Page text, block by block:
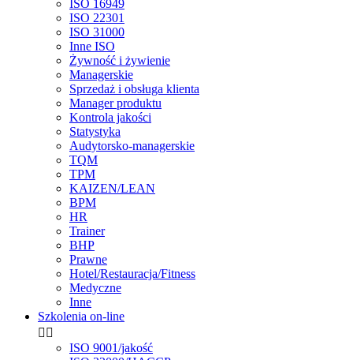
ISO 16949
ISO 22301
ISO 31000
Inne ISO
Żywność i żywienie
Managerskie
Sprzedaż i obsługa klienta
Manager produktu
Kontrola jakości
Statystyka
Audytorsko-managerskie
TQM
TPM
KAIZEN/LEAN
BPM
HR
Trainer
BHP
Prawne
Hotel/Restauracja/Fitness
Medyczne
Inne
Szkolenia on-line
 
ISO 9001/jakość